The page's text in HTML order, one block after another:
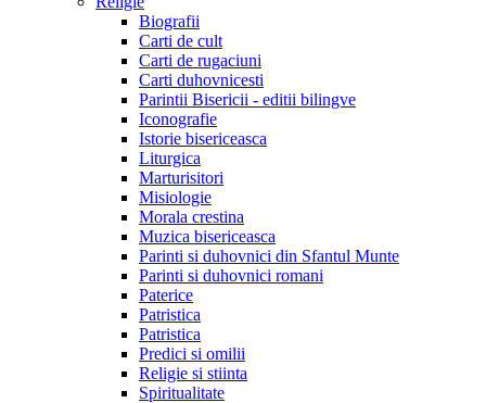
Biografii
Carti de cult
Carti de rugaciuni
Carti duhovnicesti
Parintii Bisericii - editii bilingve
Iconografie
Istorie bisericeasca
Liturgica
Marturisitori
Misiologie
Morala crestina
Muzica bisericeasca
Parinti si duhovnici din Sfantul Munte
Parinti si duhovnici romani
Paterice
Patristica
Patristica
Predici si omilii
Religie si stiinta
Spiritualitate